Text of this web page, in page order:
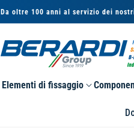
Da oltre 100 anni al servizio dei
Elementi di fissaggio